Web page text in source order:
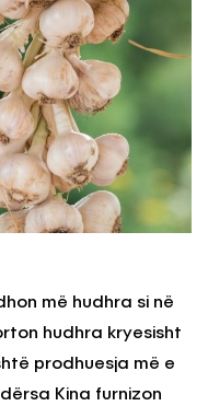
më hudhra si në
hudhra kryesisht
prodhuesja më e
Kina furnizon